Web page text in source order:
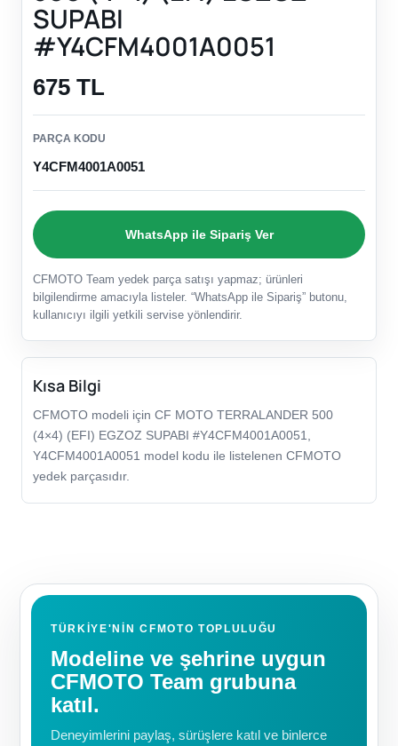
SUPABI
#Y4CFM4001A0051
675 TL
PARÇA KODU
Y4CFM4001A0051
WhatsApp ile Sipariş Ver
CFMOTO Team yedek parça satışı yapmaz; ürünleri
bilgilendirme amacıyla listeler. “WhatsApp ile Sipariş” butonu,
kullanıcıyı ilgili yetkili servise yönlendirir.
Kısa Bilgi
CFMOTO modeli için CF MOTO TERRALANDER 500
(4×4) (EFI) EGZOZ SUPABI #Y4CFM4001A0051,
Y4CFM4001A0051 model kodu ile listelenen CFMOTO
yedek parçasıdır.
TÜRKIYE'NIN CFMOTO TOPLULUĞU
Modeline ve şehrine uygun
CFMOTO Team grubuna
katıl.
Deneyimlerini paylaş, sürüşlere katıl ve binlerce